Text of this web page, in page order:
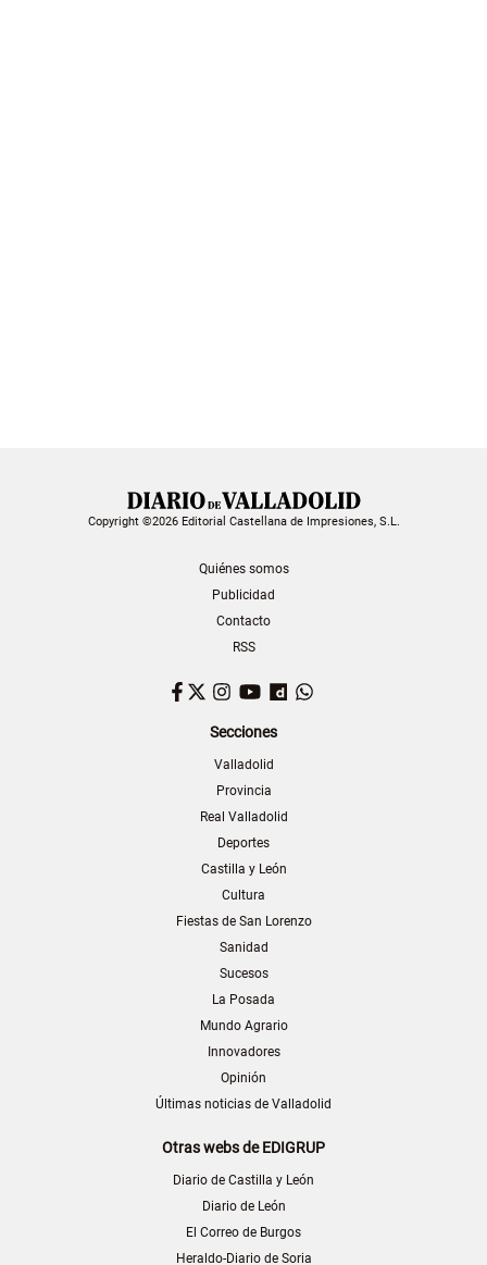
Copyright ©2026 Editorial Castellana de Impresiones, S.L.
Quiénes somos
Publicidad
Contacto
RSS
Facebook
TwitterInstagram
YouTubeDailymotion
Secciones
Valladolid
Provincia
Real Valladolid
Deportes
Castilla y León
Cultura
Fiestas de San Lorenzo
Sanidad
Sucesos
La Posada
Mundo Agrario
Innovadores
Opinión
Últimas noticias de Valladolid
Otras webs de EDIGRUP
Diario de Castilla y León
Diario de León
El Correo de Burgos
Heraldo-Diario de Soria